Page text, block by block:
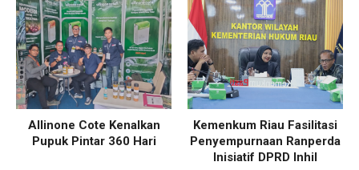
Allinone Cote Kenalkan
Pupuk Pintar 360 Hari
Kemenkum Riau Fasilitasi
Penyempurnaan Ranperda
Inisiatif DPRD Inhil